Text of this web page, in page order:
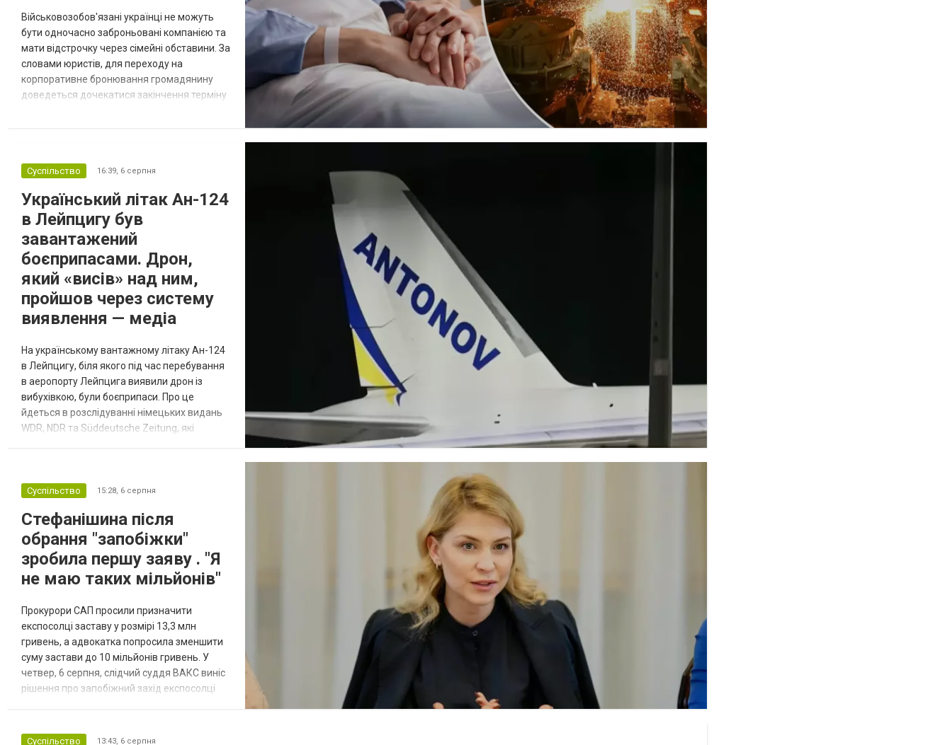
Військовозобов'язані українці не можуть
бути одночасно заброньовані компанією та
мати відстрочку через сімейні обставини. За
словами юристів, для переходу на
корпоративне бронювання громадянину
доведеться дочекатися закінчення терміну
мобілізації, юристи дали поради, які
Суспільство 16:39, 6 серпня
Український літак Ан-124
в Лейпцигу був
завантажений
боєприпасами. Дрон,
який «висів» над ним,
пройшов через систему
виявлення — медіа
На українському вантажному літаку Ан-124
в Лейпцигу, біля якого під час перебування
в аеропорту Лейпцига виявили дрон із
вибухівкою, були боєприпаси. Про це
йдеться в розслідуванні німецьких видань
WDR, NDR та Süddeutsche Zeitung, які
доставили з Франції до Лейпцига, після
даними слідства, 4 серпня о...
Суспільство 15:28, 6 серпня
Стефанішина після
обрання "запобіжки"
зробила першу заяву . "Я
не маю таких мільйонів"
Прокурори САП просили призначити
експосолці заставу у розмірі 13,3 млн
гривень, а адвокатка попросила зменшити
суму застави до 10 мільйонів гривень. У
четвер, 6 серпня, слідчий суддя ВАКС виніс
рішення про запобіжний захід експосолці
відомо із зали суду, повідомляє
Суспільство 13:43, 6 серпня